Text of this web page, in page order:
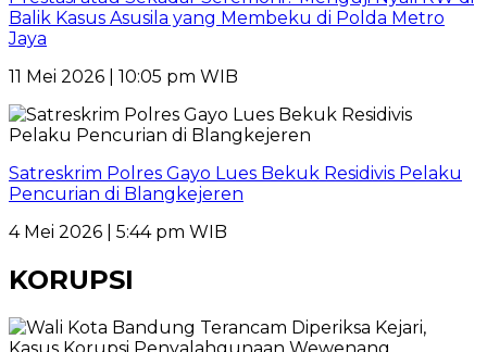
Balik Kasus Asusila yang Membeku di Polda Metro
Jaya
11 Mei 2026 | 10:05 pm WIB
Satreskrim Polres Gayo Lues Bekuk Residivis Pelaku
Pencurian di Blangkejeren
4 Mei 2026 | 5:44 pm WIB
KORUPSI